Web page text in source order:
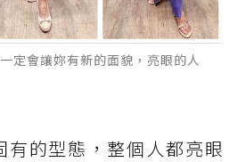
定會讓妳有新的面貌，亮眼的人
有的型態，整個人都亮眼